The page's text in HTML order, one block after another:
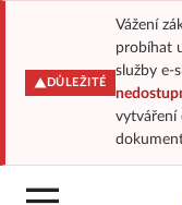
DŮLEŽITÉ
Vážení
probíhat
služby e-
vytváření